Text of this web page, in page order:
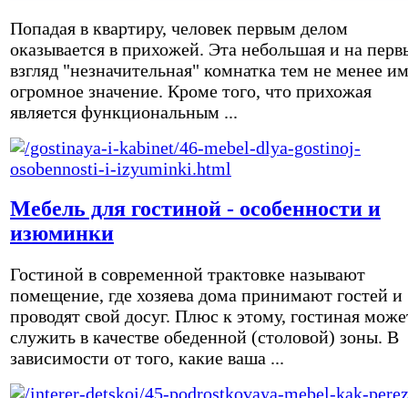
Попадая в квартиру, человек первым делом
оказывается в прихожей. Эта небольшая и на
взгляд "незначительная" комнатка тем не менее
огромное значение. Кроме того, что прихожая
является функциональным ...
Мебель для гостиной - особенности и
изюминки
Гостиной в современной трактовке называют
помещение, где хозяева дома принимают гостей и
проводят свой досуг. Плюс к этому, гостиная
служить в качестве обеденной (столовой) зоны. В
зависимости от того, какие ваша ...